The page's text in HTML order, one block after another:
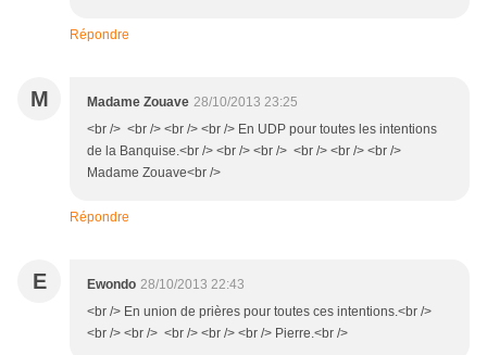
Répondre
M Madame Zouave 28/10/2013 23:25
<br /> <br /> <br /> <br /> En UDP pour toutes les intentions
de la Banquise.<br /> <br /> <br /> <br /> <br /> <br />
Madame Zouave<br />
Répondre
E Ewondo 28/10/2013 22:43
<br /> En union de prières pour toutes ces intentions.<br />
<br /> <br /> <br /> <br /> <br /> Pierre.<br />